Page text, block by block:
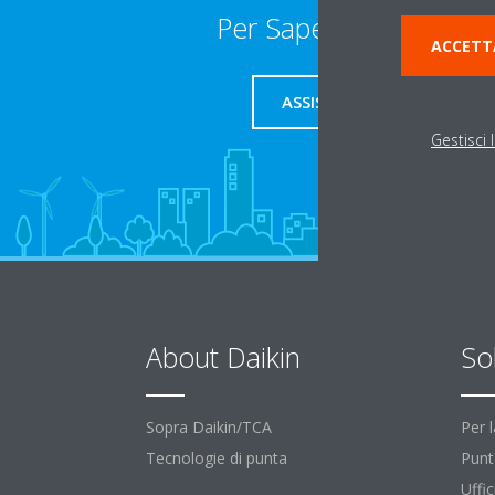
Per Saperne Di Più
ASSISTENZA
About Daikin
Sopra Daikin/TCA
Tecnologie di punta
Per
Gestisci